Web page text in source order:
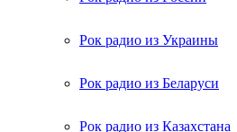
Рок радио из Украины
Рок радио из Беларуси
Рок радио из Казахстана